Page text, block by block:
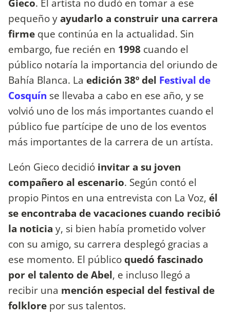
pequeño yayudarlo a construir una carrera
firme que continúa en la actualidad. Sin
embargo, fue recién en 1998 cuando el
público notaría la importancia del oriundo de
Bahía Blanca. La edición 38º del Festival de
Cosquín se llevaba a cabo en ese año, y se
volvió uno de los más importantes cuando el
público fue partícipe de uno de los eventos
más importantes de la carrera de un artísta.
León Gieco decidió invitar a su joven
compañero al escenario. Según contó el
propio Pintos en una entrevista con La Voz, él
se encontraba de vacaciones cuando recibió
la noticia y, si bien había prometido volver
con su amigo, su carrera desplegó gracias a
ese momento. El públicoquedó fascinado
por el talento de Abel, e incluso llegó a
recibir una mención especial del festival de
folklore por sus talentos.